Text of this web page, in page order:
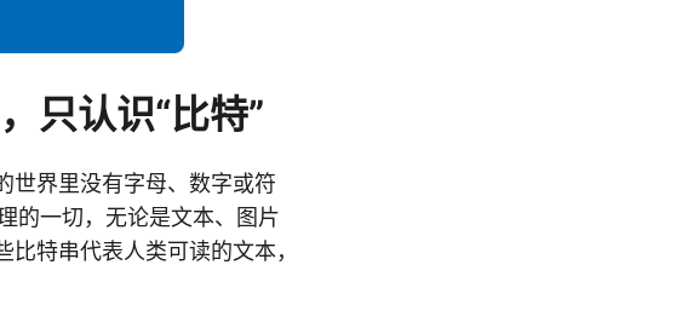
只认识“比特”
世界里没有字母、数字或符
一切，无论是文本、图片
特串代表人类可读的文本，